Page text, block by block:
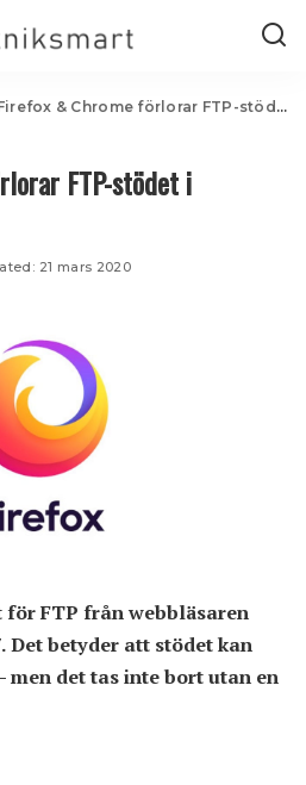
& Chrome förlorar FTP-stödet i webbläsarna
FTP-stödet i
21 mars 2020
FTP från webbläsaren
Det betyder att stödet kan
det tas inte bort utan en